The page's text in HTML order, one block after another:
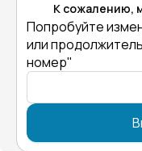
К сожалению,
Попробуйте
или
номер"